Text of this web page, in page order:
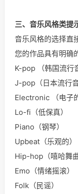
三、音乐风格类提
音乐风格的选择直
您的作品具有明确
K-pop （韩国流行
J-pop（日本流行音
Electronic （电子
Lo-fi（低保真）
Piano（钢琴）
Upbeat（乐观的）
Hip-hop（嘻哈舞曲
Emo（情绪摇滚）
Folk（民谣）